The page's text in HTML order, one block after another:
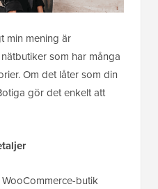
min mening är
som har många
Om det låter som din
gör det enkelt att
butik